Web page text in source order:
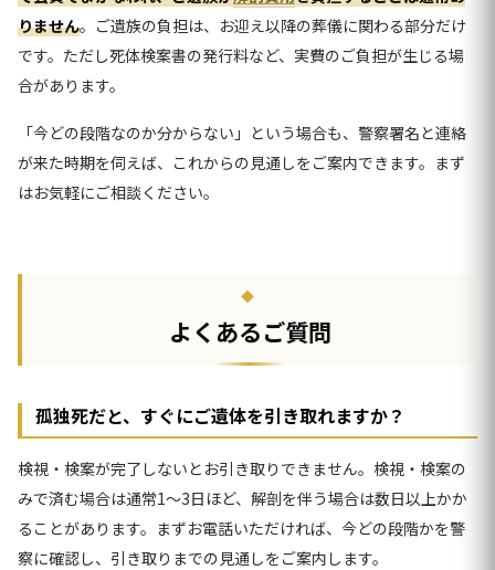
りません。ご遺族の負担は、お迎え以降の葬儀に関わる部分だけ
です。ただし死体検案書の発行料など、実費のご負担が生じる場
合があります。
「今どの段階なのか分からない」という場合も、警察署名と連絡
が来た時期を伺えば、これからの見通しをご案内できます。まず
はお気軽にご相談ください。
よくあるご質問
孤独死だと、すぐにご遺体を引き取れますか？
検視・検案が完了しないとお引き取りできません。検視・検案の
みで済む場合は通常1〜3日ほど、解剖を伴う場合は数日以上かか
ることがあります。まずお電話いただければ、今どの段階かを警
察に確認し、引き取りまでの見通しをご案内します。